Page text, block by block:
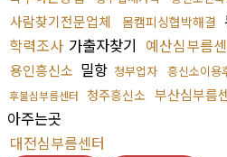
사람찾기전문업체 몸캠피싱협박해결
학력조사 가출자찾기 예산심부름
용인흥신소 밀항 청부업자 흥신소이용
후불심부름센터 청주흥신소 부산심부름
아주는곳
대전심부름센터